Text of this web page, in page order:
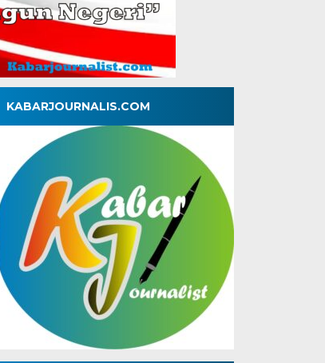
KABARJOURNALIS.COM